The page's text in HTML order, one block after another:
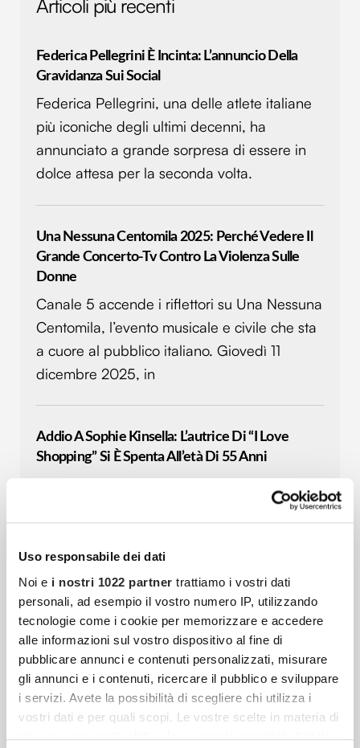
Uso responsabile dei dati
Noi e i nostri 1022 partner trattiamo i vostri dati
personali, ad esempio il vostro numero IP, utilizzando
tecnologie come i cookie per memorizzare e accedere
alle informazioni sul vostro dispositivo al fine di
pubblicare annunci e contenuti personalizzati, misurare
gli annunci e i contenuti, ricercare il pubblico e sviluppare
i servizi. Avete la possibilità di scegliere chi utilizza i
vostri dati e per quali scopi. Le vostre scelte in materia di
privacy sono applicabili solo su questa proprietà digitale
Articoli più recenti
Federica Pellegrini È Incinta: L’annuncio Della
Gravidanza Sui Social
Federica Pellegrini, una delle atlete italiane
più iconiche degli ultimi decenni, ha
annunciato a grande sorpresa di essere in
dolce attesa per la seconda volta.
Una Nessuna Centomila 2025: Perché Vedere Il
Grande Concerto-Tv Contro La Violenza Sulle
Donne
Canale 5 accende i riflettori su Una Nessuna
Centomila, l’evento musicale e civile che sta
a cuore al pubblico italiano. Giovedì 11
dicembre 2025, in
Addio A Sophie Kinsella: L’autrice Di “I Love
Shopping” Si È Spenta All’età Di 55 Anni
Dalla sua penna è nato l’iconico romanzo “I
love shopping“, che ha conquistato il mondo
Bloomwood, la protagonista di questa
Roberto Benigni Torna In Tv Con “Pietro Un
Uomo Nel Vento”
Roberto Benigni torna in televisione con un
nuovo appuntamento: si tratta di “Pietro un
uomo nel vento”, show in cui il protagonista